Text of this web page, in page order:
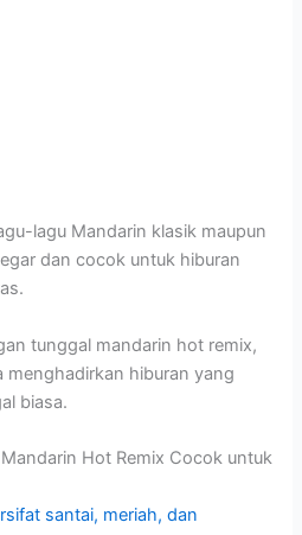
lagu Mandarin klasik maupun
dan cocok untuk hiburan
tunggal mandarin hot remix,
menghadirkan hiburan yang
biasa.
Hot Remix Cocok untuk
santai, meriah, dan